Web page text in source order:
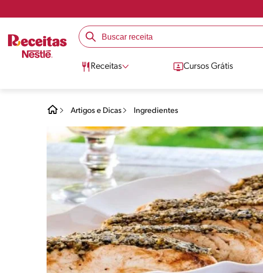
Receitas Cursos Grátis
Artigos e Dicas Ingredientes